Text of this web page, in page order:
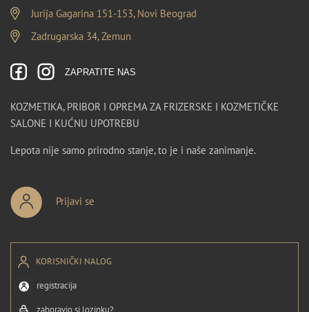
Jurija Gagarina 151-153, Novi Beograd
Zadrugarska 34, Zemun
ZAPRATITE NAS
KOZMETIKA, PRIBOR I OPREMA ZA FRIZERSKE I KOZMETIČKE
SALONE I KUĆNU UPOTREBU
Lepota nije samo prirodno stanje, to je i naše zanimanje.
Prijavi se
KORISNIČKI NALOG
registracija